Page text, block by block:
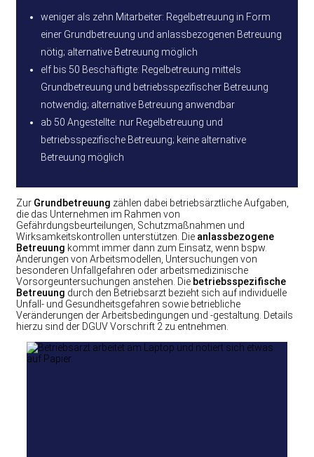
weniger als zehn Mitarbeiter: Regelbetreuung in Form
einer Grundbetreuung und anlassbezogenen Betreuung
nötig; alternative Betreuung möglich
elf bis 50 Beschäftigte: Regelbetreuung mittels
Grundbetreuung und betriebsspezifischer Betreuung
notwendig; alternative Betreuung anwendbar
ab 50 Angestellte: nur Regelbetreuung und
betriebsspezifische Betreuung; keine alternative
Betreuung möglich
Zur Grundbetreuung zählen dabei betriebsärztliche Aufgaben,
die das Unternehmen im Rahmen von
Gefährdungsbeurteilungen, Schutzmaßnahmen und
Wirksamkeitskontrollen unterstützen. Die anlassbezogene
Betreuung kommt immer dann zum Einsatz, wenn bspw.
Änderungen von Arbeitsmodellen, Untersuchungen von
besonderen Unfallgefahren oder arbeitsmedizinische
Vorsorgeuntersuchungen anstehen. Die betriebsspezifische
Betreuung durch den Betriebsarzt bezieht sich auf individuelle
Unfall- und Gesundheitsgefahren sowie betriebliche
Veränderungen der Arbeitsbedingungen und -gestaltung. Details
hierzu sind der DGUV Vorschrift 2 zu entnehmen.